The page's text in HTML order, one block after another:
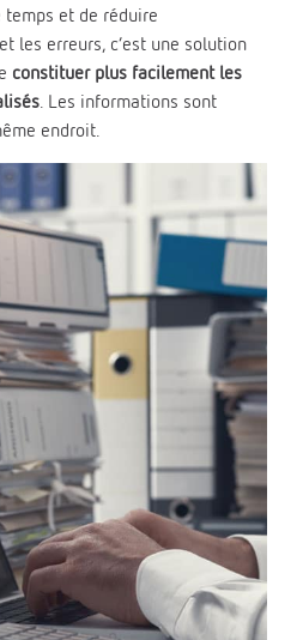
temps et de réduire
les erreurs, c’est une solution
constituer plus facilement les
. Les informations sont
endroit.